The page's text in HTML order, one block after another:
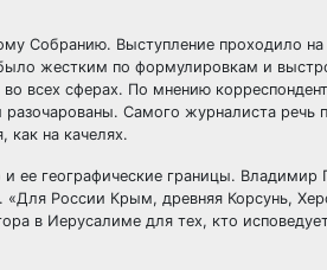
Собранию. Выступление проходило на
жестким по формулировкам и
всех сферах. По мнению
Самого журналиста речь
как на качелях.
ее географические границы. Владимир
России Крым, древняя Корсунь,
в Иерусалиме для тех, кто